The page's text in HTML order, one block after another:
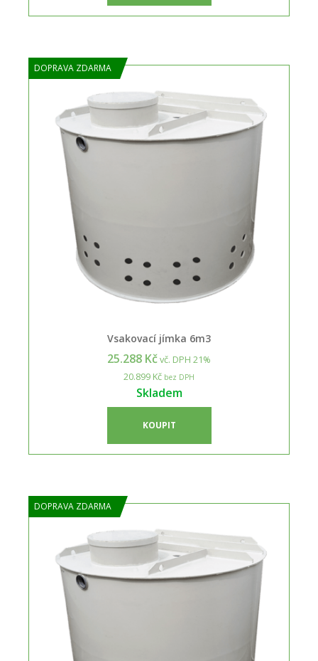
DOPRAVA ZDARMA
Vsakovací jímka 6m3
25.288 Kčvč. DPH 21%
20.899 Kč bez DPH
Skladem
KOUPIT
DOPRAVA ZDARMA